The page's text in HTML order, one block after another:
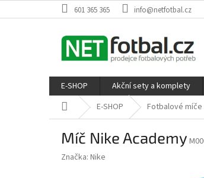
na
601 365 365 info@netfotbal.cz
E-SHOP Akční sety a komplety
Domů E-SHOP Fotbalové míče
Míč Nike Academy
Značka: Nike